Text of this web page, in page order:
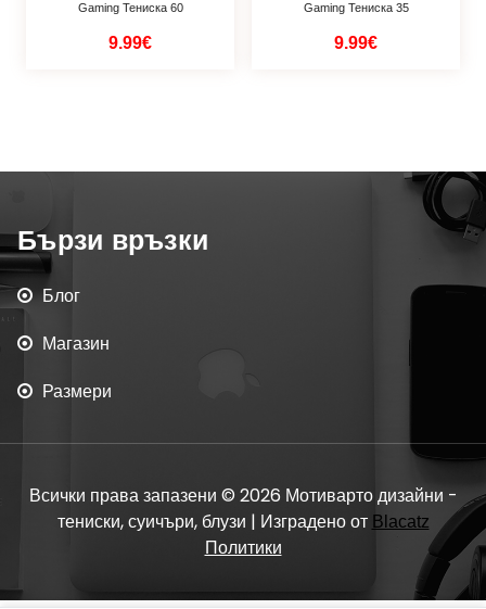
Gaming Тениска 60
9.99€
Gaming Тениска 35
9.99€
Бързи връзки
Блог
Магазин
Размери
Всички права запазени © 2026 Мотиварто дизайни -
тениски, суичъри, блузи | Изградено от Blacatz
Политики